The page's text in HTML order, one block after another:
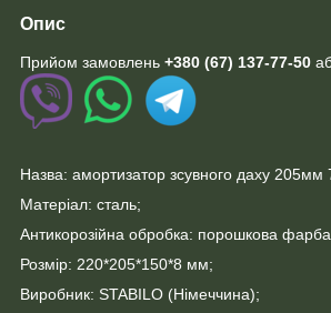
Опис
Прийом замовлень +380 (67) 137-77-50
Назва: амортизатор зсувного даху 205мм
Матеріал: сталь;
Антикорозійна обробка: порошкова
Розмір: 220*205*150*8 мм;
Виробник: STABILO (Німеччина);